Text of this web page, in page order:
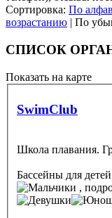
Сортировка: По
возрастанию | По
СПИСОК
Показать на карте
SwimClub
Школа плавания.
Бассейны для
,